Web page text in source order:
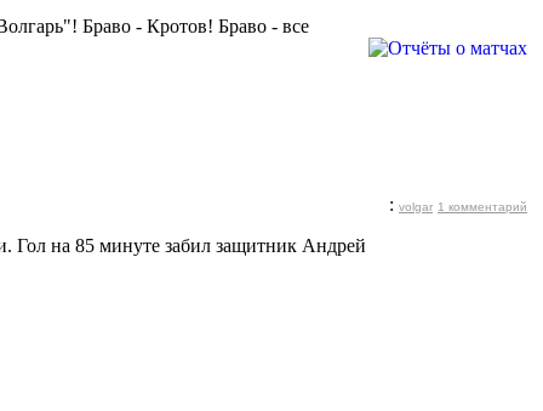
Браво - Кротов! Браво - все
: volgar 1 комментарий
Гол на 85 минуте забил защитник Андрей